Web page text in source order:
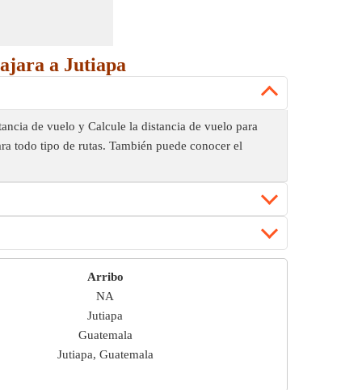
a Jutiapa
de vuelo y Calcule la distancia de vuelo para
todo tipo de rutas. También puede conocer el
Arribo
NA
Jutiapa
Guatemala
Jutiapa, Guatemala